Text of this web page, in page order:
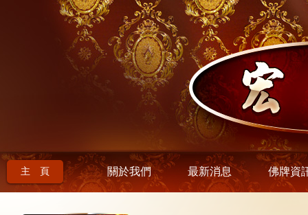
主 頁 關於我們 最新消息 佛牌資